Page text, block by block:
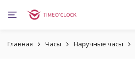
Главная Часы Наручные часы